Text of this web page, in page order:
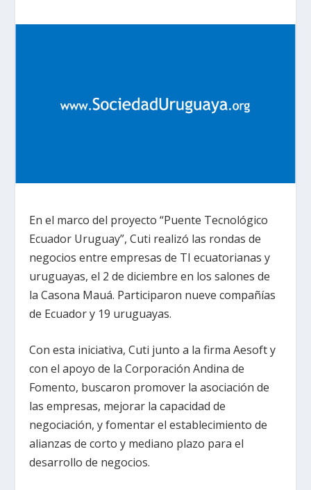
En el marco del proyecto “Puente Tecnológico
Ecuador Uruguay”, Cuti realizó las rondas de
negocios entre empresas de TI ecuatorianas y
uruguayas, el 2 de diciembre en los salones de
la Casona Mauá. Participaron nueve compañías
de Ecuador y 19 uruguayas.
Con esta iniciativa, Cuti junto a la firma Aesoft y
con el apoyo de la Corporación Andina de
Fomento, buscaron promover la asociación de
las empresas, mejorar la capacidad de
negociación, y fomentar el establecimiento de
alianzas de corto y mediano plazo para el
desarrollo de negocios.